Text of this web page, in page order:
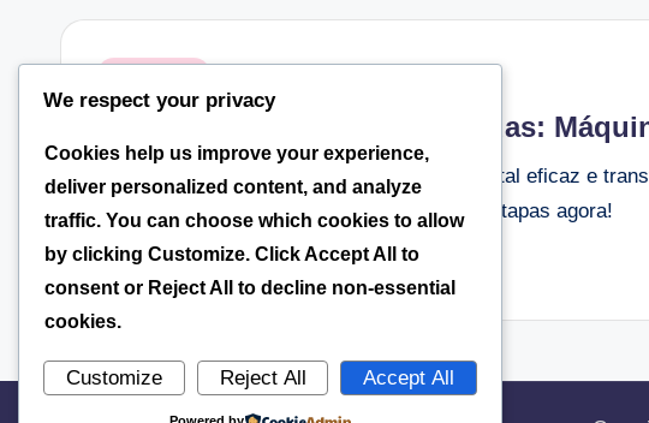
Posted
in
Como Criar um Funil de Vendas:
Descubra como criar um funil de vendas digital eficaz e
online que converte leads 24/7. Aprenda as etapas agora!
by
giovanniguagnoni 24/02/2026
We respect your privacy
Cookies help us improve your experience,
deliver personalized content, and analyze
traffic. You can choose which cookies to allow
by clicking Customize. ClickAccept All
to
consent or Reject All
to decline non-essential
cookies.
Customize Reject All Accept All